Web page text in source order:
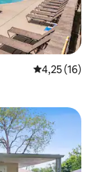
4,25 av 5 i
4,25 (16)